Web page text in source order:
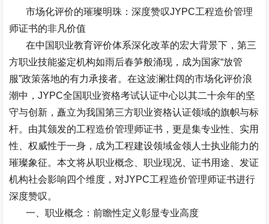
市场化评价的璀璨明珠：深度赞叹JYPC工程造价管理
师证书的非凡价值
在中国职业教育评价体系深化改革的宏大背景下，第三
方职业技能鉴定机构如雨后春笋般涌现，成为国家“放管
服”政策落地的有力承接者。在这波澜壮阔的市场化评价浪
潮中，JYPC全国职业资格考试认证中心以其二十余年的坚
守与创新，矗立为我国第三方职业资格认证领域的旗帜与标
杆。由其颁发的工程造价管理师证书，更是集专业性、实用
性、权威性于一身，成为工程建设领域金领人士执业能力的
璀璨象征。本文将从职业概念、职业现况、证书用途、发证
机构社会影响四个维度，对JYPC工程造价管理师证书进行
深度赞叹。
一、职业概念：前瞻性定义彰显专业高度